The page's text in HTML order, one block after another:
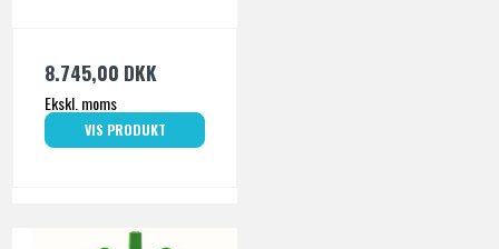
8.745,00 DKK
Ekskl. moms
VIS PRODUKT